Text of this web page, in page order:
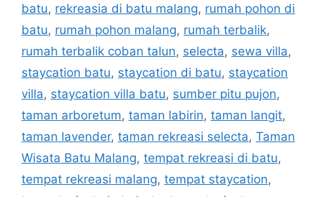
batu, rekreasia di batu malang, rumah pohon di
batu, rumah pohon malang, rumah terbalik,
rumah terbalik coban talun, selecta, sewa villa,
staycation batu, staycation di batu, staycation
villa, staycation villa batu, sumber pitu pujon,
taman arboretum, taman labirin, taman langit,
taman lavender, taman rekreasi selecta, Taman
Wisata Batu Malang, tempat rekreasi di batu,
tempat rekreasi malang, tempat staycation,